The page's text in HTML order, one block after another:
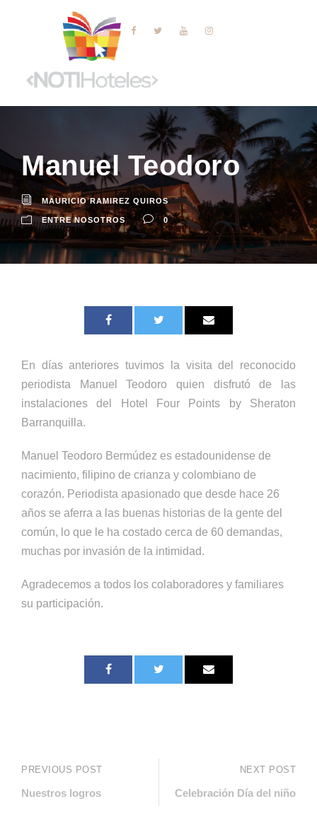
Manuel Teodoro
MAURICIO RAMIREZ QUIROS
ENTRE NOSOTROS 0
En días anteriores tuvimos la visita del reconocido
periodista Manuel Teodoro quien disfrutó de las
instalaciones del Hotel Four Points by Sheraton
Barranquilla.
Manuel Teodoro Bermúdez es estadounidense de
nacimiento, filipino de crianza y colombiano de
corazón. Periodista apasionado que desde hace 26
años se aferra a las buenas historias de la gente del
común, lo que le ha costado cerca de 60 demandas,
muchas por invasión de la intimidad.
Agradecemos a todos los colaboradores y familiares
su participación.
PREVIOUS POST
Nuestros logros
NEXT POST
Celebración Día del niño